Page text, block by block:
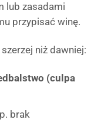
lub zasadami
przypisać winę.
niż dawniej:
(culpa
brak